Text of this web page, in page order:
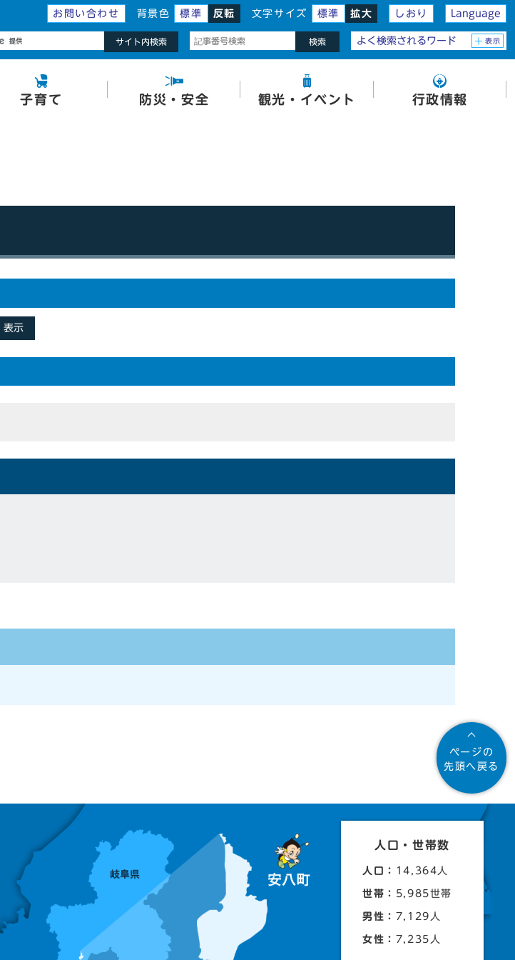
お問い合わせ 背景色 標準 反転 文字サイズ 標準 拡大 しおり Language
サイト内検索 検索 よく検索されるワード 表示
子育て 防災・安全 観光・イベント 行政情報
表示
ページの
先頭へ戻る
人口・世帯数
人口： 14,364人
世帯： 5,985世帯
男性： 7,129人
女性： 7,235人